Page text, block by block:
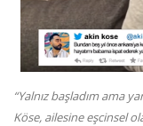
“Yalnız başladım ama
Köse, ailesine eşcinsel